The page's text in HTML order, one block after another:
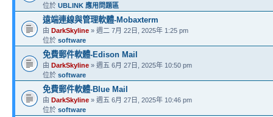
位於 UBLINK 應用問題區
遠端連線與管理軟體-Mobaxterm
由 DarkSkyline » 週二 7月 22日, 2025年 1:25 pm
位於 software
免費郵件軟體-Edison Mail
由 DarkSkyline » 週五 6月 27日, 2025年 10:50 pm
位於 software
免費郵件軟體-Blue Mail
由 DarkSkyline » 週五 6月 27日, 2025年 10:46 pm
位於 software